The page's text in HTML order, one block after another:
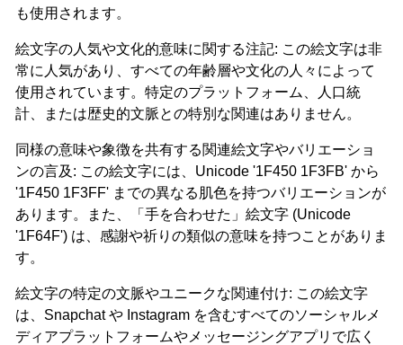
も使用されます。
絵文字の人気や文化的意味に関する注記: この絵文字は非
常に人気があり、すべての年齢層や文化の人々によって
使用されています。特定のプラットフォーム、人口統
計、または歴史的文脈との特別な関連はありません。
同様の意味や象徴を共有する関連絵文字やバリエーショ
ンの言及: この絵文字には、Unicode '1F450 1F3FB' から
'1F450 1F3FF' までの異なる肌色を持つバリエーションが
あります。また、「手を合わせた」絵文字 (Unicode
'1F64F') は、感謝や祈りの類似の意味を持つことがありま
す。
絵文字の特定の文脈やユニークな関連付け: この絵文字
は、Snapchat や Instagram を含むすべてのソーシャルメ
ディアプラットフォームやメッセージングアプリで広く